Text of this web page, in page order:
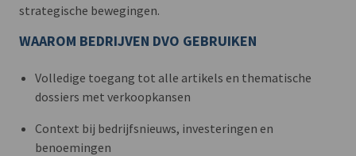
strategische bewegingen.
WAAROM BEDRIJVEN DVO GEBRUIKEN
Volledige toegang tot alle artikels en thematische
dossiers met verkoopkansen
Context bij bedrijfsnieuws, investeringen en
benoemingen